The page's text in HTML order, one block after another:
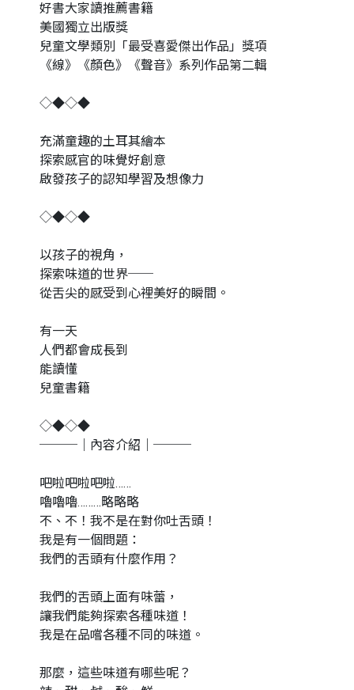
好書大家讀推薦書籍
美國獨立出版獎
兒童文學類別「最受喜愛傑出作品」獎項
《線》《顏色》《聲音》系列作品第二輯
◇◆◇◆
充滿童趣的土耳其繪本
探索感官的味覺好創意
啟發孩子的認知學習及想像力
◇◆◇◆
以孩子的視角，
探索味道的世界──
從舌尖的感受到心裡美好的瞬間。
有一天
人們都會成長到
能讀懂
兒童書籍
◇◆◇◆
───｜內容介紹｜───
吧啦吧啦吧啦……
嚕嚕嚕………略略略
不、不！我不是在對你吐舌頭！
我是有一個問題：
我們的舌頭有什麼作用？
我們的舌頭上面有味蕾，
讓我們能夠探索各種味道！
我是在品嚐各種不同的味道。
那麼，這些味道有哪些呢？